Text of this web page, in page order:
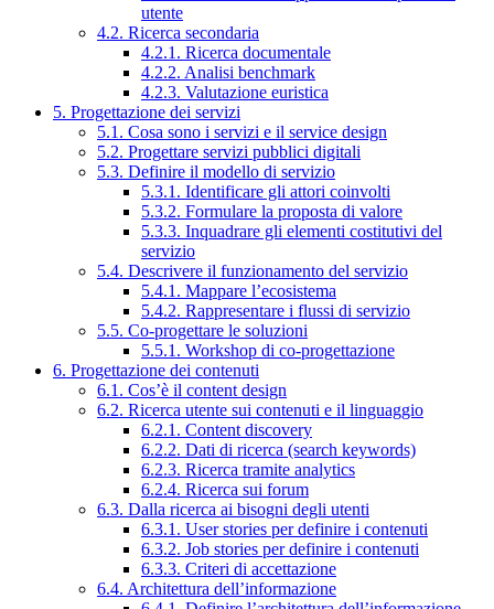
utente
4.2. Ricerca secondaria
4.2.1. Ricerca documentale
4.2.2. Analisi benchmark
4.2.3. Valutazione euristica
5. Progettazione dei servizi
5.1. Cosa sono i servizi e il service design
5.2. Progettare servizi pubblici digitali
5.3. Definire il modello di servizio
5.3.1. Identificare gli attori coinvolti
5.3.2. Formulare la proposta di valore
5.3.3. Inquadrare gli elementi costitutivi del
servizio
5.4. Descrivere il funzionamento del servizio
5.4.1. Mappare l’ecosistema
5.4.2. Rappresentare i flussi di servizio
5.5. Co-progettare le soluzioni
5.5.1. Workshop di co-progettazione
6. Progettazione dei contenuti
6.1. Cos’è il content design
6.2. Ricerca utente sui contenuti e il linguaggio
6.2.1. Content discovery
6.2.2. Dati di ricerca (search keywords)
6.2.3. Ricerca tramite analytics
6.2.4. Ricerca sui forum
6.3. Dalla ricerca ai bisogni degli utenti
6.3.1. User stories per definire i contenuti
6.3.2. Job stories per definire i contenuti
6.3.3. Criteri di accettazione
6.4. Architettura dell’informazione